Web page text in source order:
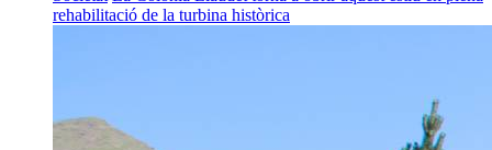
rehabilitació de la turbina històrica